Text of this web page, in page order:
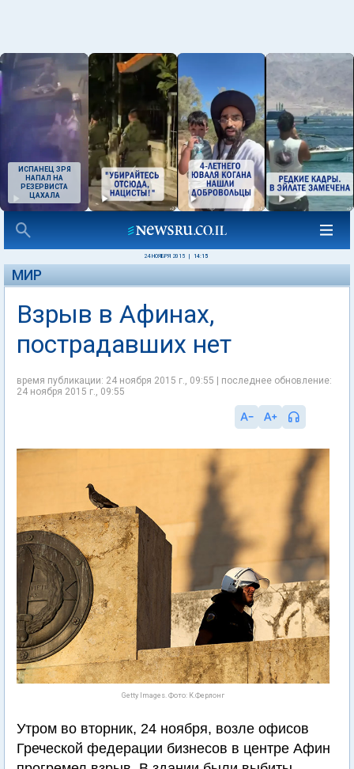
ИСПАНЕЦ ЗРЯ
НАПАЛ НА
РЕЗЕРВИСТА
ЦАХАЛА
24 НОЯБРЯ 2015 14:15
МИР
Взрыв в Афинах,
пострадавших нет
время публикации: 24 ноября 2015 г., 09:55 | последнее обновление:
24 ноября 2015 г., 09:55
Getty Images. Фото: К.Ферлонг
Утром во вторник, 24 ноября, возле офисов
Греческой федерации бизнесов в центре Афин